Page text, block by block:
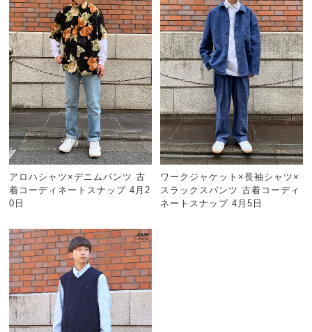
アロハシャツ×デニムパンツ 古
着コーディネートスナップ 4月2
0日
ワークジャケット×長袖シャツ×
スラックスパンツ 古着コーディ
ネートスナップ 4月5日